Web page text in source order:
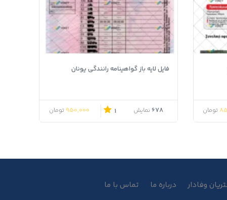
تومان
فایل لایه باز گواهینامه رانندگی یونان
678 نمایش 1
950,000تومان
وفادار درباره ما تماس با ما